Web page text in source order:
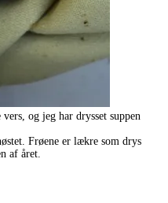
og jeg har drysset suppen
Frøene er lækre som drys
af året.